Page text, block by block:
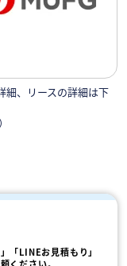
細、リースの詳細は下
「LINEお見積もり」
ください。